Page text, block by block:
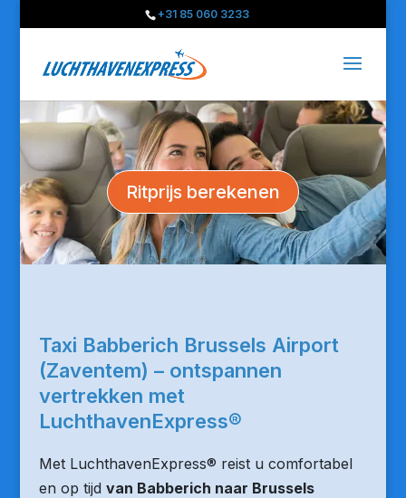
+31 85 060 3233
Ritprijs berekenen
Taxi Babberich Brussels Airport
(Zaventem) – ontspannen
vertrekken met
LuchthavenExpress®
Met LuchthavenExpress® reist u comfortabel
en op tijd van Babberich naar Brussels